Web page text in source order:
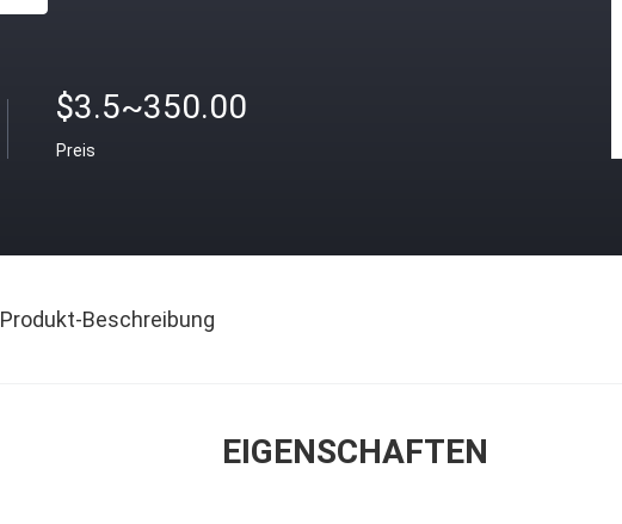
$3.5~350.00
Preis
Produkt-Beschreibung
EIGENSCHAFTEN